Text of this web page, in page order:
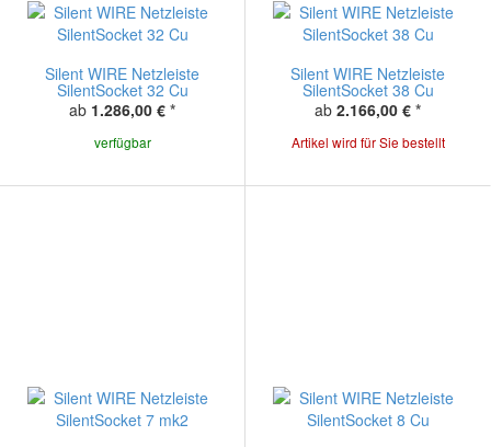
Silent WIRE Netzleiste
SilentSocket 32 Cu
ab 1.286,00 € *
verfügbar
Silent WIRE Netzleiste
SilentSocket 38 Cu
ab 2.166,00 € *
Artikel wird für Sie bestellt